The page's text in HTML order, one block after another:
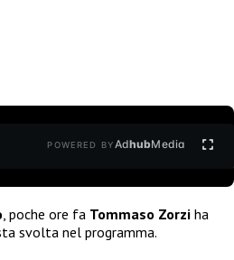
POWERED BYAdhubMedia
, poche ore fa Tommaso Zorzi ha
svolta nel programma.